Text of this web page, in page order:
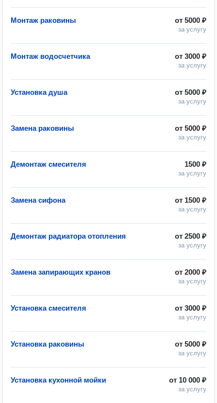
от 5000 ₽
за услугу
Монтаж раковины
от 3000 ₽
за услугу
Монтаж водосчетчика
от 5000 ₽
за услугу
Установка душа
от 5000 ₽
за услугу
Замена раковины
1500 ₽
за услугу
Демонтаж смесителя
от 1500 ₽
за услугу
Замена сифона
от 2500 ₽
за услугу
Демонтаж радиатора отопления
от 2000 ₽
за услугу
Замена запирающих кранов
от 3000 ₽
за услугу
Установка смесителя
от 5000 ₽
за услугу
Установка раковины
от 10 000 ₽
за услугу
Установка кухонной мойки